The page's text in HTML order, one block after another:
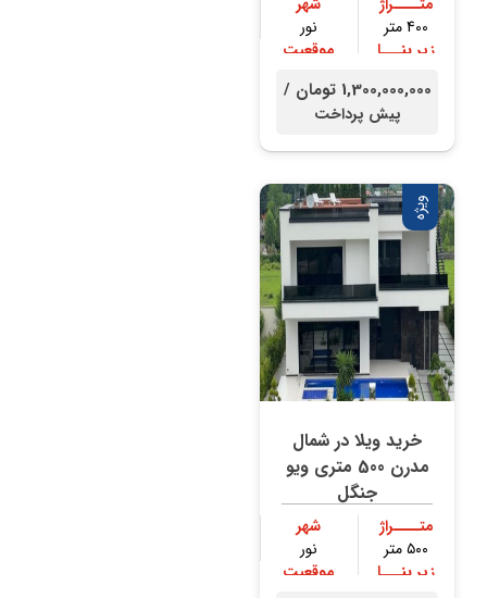
400 متر
نور
زیر بنـــا
موقعیت
1,300,000,000 تومان /
پیش پرداخت
ویژه
خرید ویلا در شمال
مدرن 500 متری ویو
جنگل
متــــراژ
۵۰۰ متر
شهر
نور
زیر بنـــا
موقعیت